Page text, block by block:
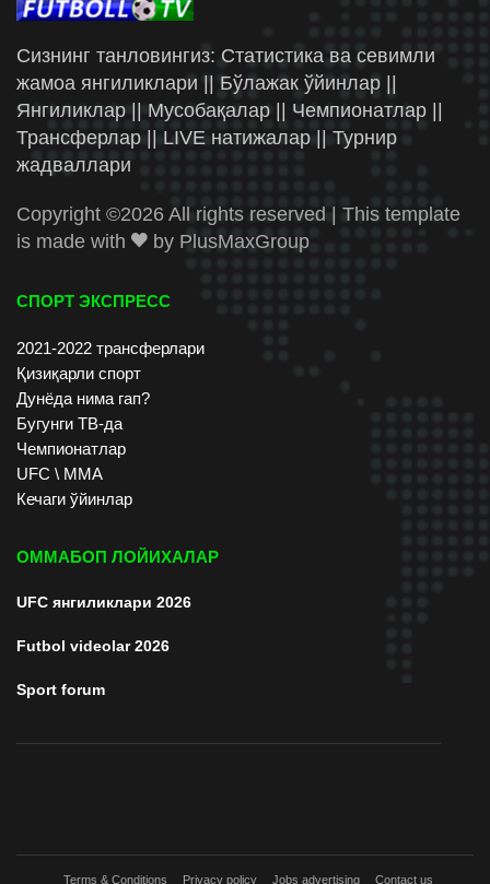
Сизнинг танловингиз: Статистика ва севимли
жамоа янгиликлари || Бўлажак ўйинлар ||
Янгиликлар || Мусобақалар || Чемпионатлар ||
Трансферлар || LIVE натижалар || Турнир
жадваллари
Copyright ©2026 All rights reserved | This template
is made with
by PlusMaxGroup
СПОРТ ЭКСПРЕСС
2021-2022 трансферлари
Қизиқарли спорт
Дунёда нима гап?
Бугунги ТВ-да
Чемпионатлар
UFC \ ММА
Кечаги ўйинлар
ОММАБОП ЛОЙИХАЛАР
UFC янгиликлари 2026
Futbol videolar 2026
Sport forum
Terms & Conditions Privacy policy Jobs advertising Contact us